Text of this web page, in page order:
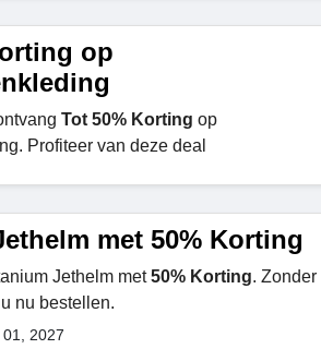
op
Tot 50% Korting op
Profiteer van deze deal
met 50% Korting
Jethelm met50% Korting. Zonder
nu bestellen.
2027